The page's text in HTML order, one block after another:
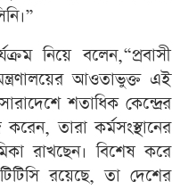
নিয়ে বলেন,“প্রবাসী
আওতাভুক্ত এই
শতাধিক কেন্দ্রের
তারা কর্মসংস্থানের
রাখছেন। বিশেষ করে
রয়েছে, তা দেশের